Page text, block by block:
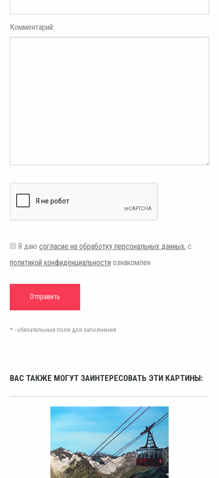
Комментарий:
Я даю согласие на обработку персональных данных, с
политикой конфиденциальности ознакомлен
* - обязательные поля для заполнения
ВАС ТАКЖЕ МОГУТ ЗАИНТЕРЕСОВАТЬ ЭТИ КАРТИНЫ: